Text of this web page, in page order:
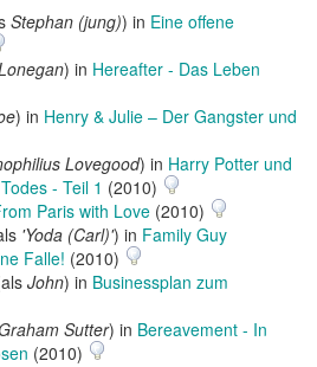
Stephan (jung)) in Eine offene
) in Hereafter - Das Leben
) in Henry & Julie – Der Gangster und
Lovegood) in Harry Potter und
- Teil 1 (2010)
Paris with Love (2010)
'Yoda (Carl)') in Family Guy
Falle! (2010)
John) in Businessplan zum
Sutter) in Bereavement - In
(2010)